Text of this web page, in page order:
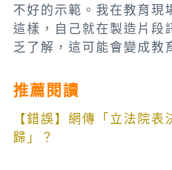
不好的示範。我在教育現
這樣，自己就在製造片段
乏了解，這可能會變成教
推薦閱讀
【錯誤】網傳「立法院表
歸」？